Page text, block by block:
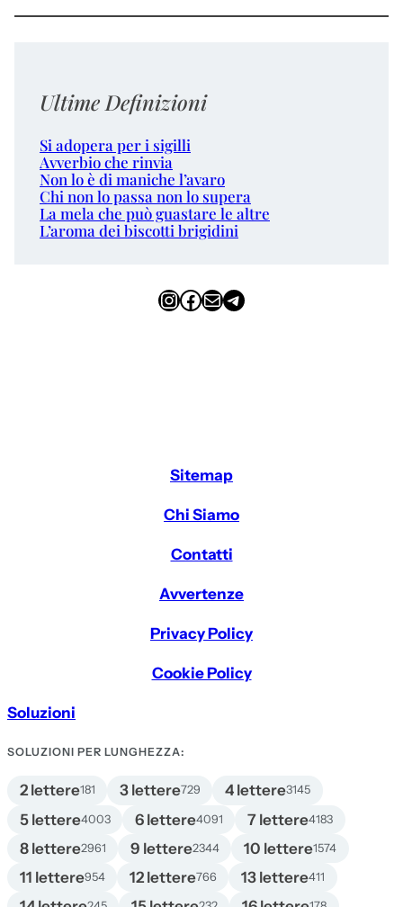
Ultime Definizioni
Si adopera per i sigilli
Avverbio che rinvia
Non lo è di maniche l’avaro
Chi non lo passa non lo supera
La mela che può guastare le altre
L’aroma dei biscotti brigidini
InstagramFacebook Email Telegram
Sitemap
Chi Siamo
Contatti
Avvertenze
Privacy Policy
Cookie Policy
Soluzioni
SOLUZIONI PER LUNGHEZZA:
2 lettere181 3 lettere729 4 lettere3145
5 lettere4003 6 lettere4091 7 lettere4183
8 lettere2961 9 lettere2344 10 lettere1574
11 lettere954 12 lettere766 13 lettere411